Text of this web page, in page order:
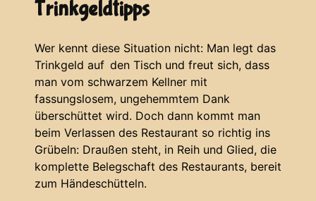
Trinkgeldtipps
Wer kennt diese Situation nicht: Man legt das
Trinkgeld auf den Tisch und freut sich, dass
man vom schwarzem Kellner mit
fassungslosem, ungehemmtem Dank
überschüttet wird. Doch dann kommt man
beim Verlassen des Restaurant so richtig ins
Grübeln: Draußen steht, in Reih und Glied, die
komplette Belegschaft des Restaurants, bereit
zum Händeschütteln.